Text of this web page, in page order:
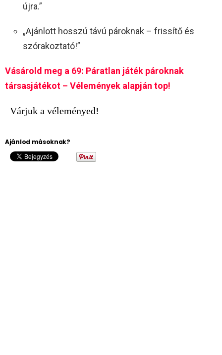
újra.”
„Ajánlott hosszú távú pároknak – frissítő és
szórakoztató!”
Vásárold meg a 69: Páratlan játék pároknak
társasjátékot – Vélemények alapján top!
Várjuk a véleményed!
Ajánlod másoknak?